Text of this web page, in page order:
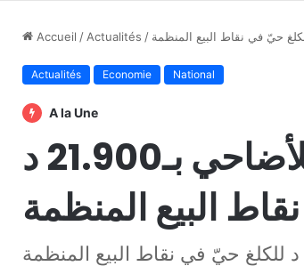
Accueil / Actualités /
Actualités Economie National
A la Une
تحديد السعر المرجعي للأضاحي بـ21.900 د
البيع المنظمة